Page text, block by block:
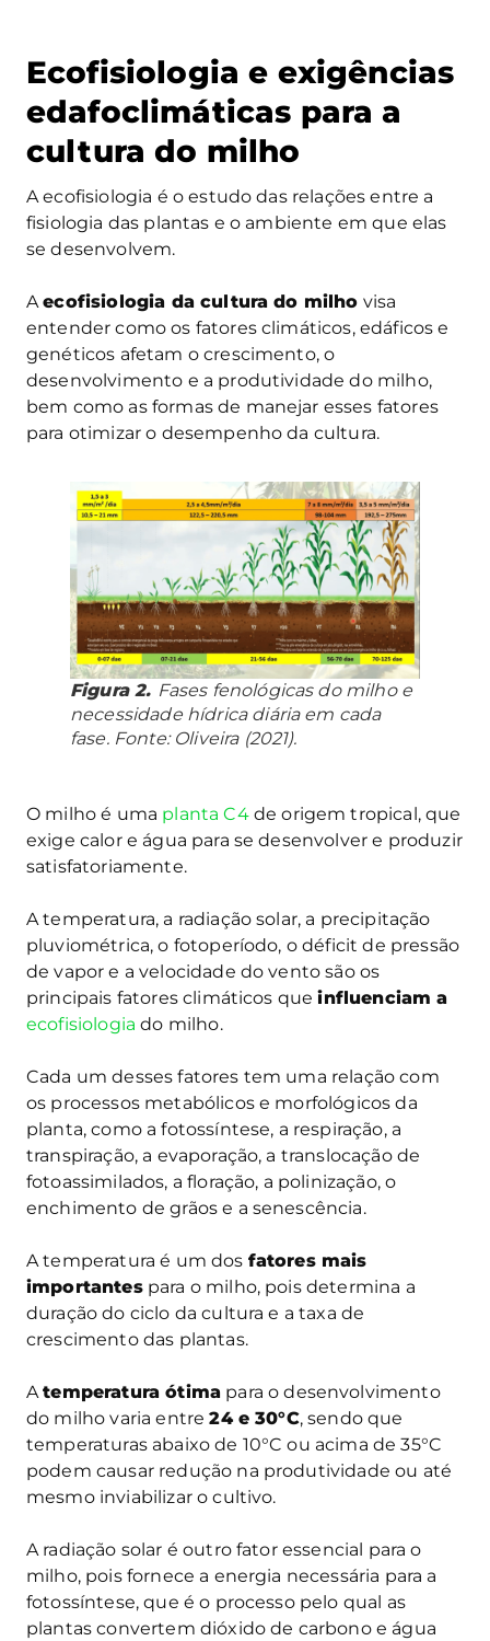
Ecofisiologia e exigências
edafoclimáticas para a
cultura do milho
A ecofisiologia é o estudo das relações entre a
fisiologia das plantas e o ambiente em que elas
se desenvolvem.
Aecofisiologia da cultura do milho visa
entender como os fatores climáticos, edáficos e
genéticos afetam o crescimento, o
desenvolvimento e a produtividade do milho,
bem como as formas de manejar esses fatores
para otimizar o desempenho da cultura.
Figura 2. Fases fenológicas do milho e
necessidade hídrica diária em cada
fase. Fonte: Oliveira (2021).
O milho é uma planta C4de origem tropical, que
exige calor e água para se desenvolver e produzir
satisfatoriamente.
A temperatura, a radiação solar, a precipitação
pluviométrica, o fotoperíodo, o déficit de pressão
de vapor e a velocidade do vento são os
principais fatores climáticos queinfluenciam a
ecofisiologia do milho.
Cada um desses fatores tem uma relação com
os processos metabólicos e morfológicos da
planta, como a fotossíntese, a respiração, a
transpiração, a evaporação, a translocação de
fotoassimilados, a floração, a polinização, o
enchimento de grãos e a senescência.
A temperatura é um dos fatores mais
importantespara o milho, pois determina a
duração do ciclo da cultura e a taxa de
crescimento das plantas.
Atemperatura ótima para o desenvolvimento
do milho varia entre24 e 30°C, sendo que
temperaturas abaixo de 10°C ou acima de 35°C
podem causar redução na produtividade ou até
mesmo inviabilizar o cultivo.
A radiação solar é outro fator essencial para o
milho, pois fornece a energia necessária para a
fotossíntese, que é o processo pelo qual as
plantas convertem dióxido de carbono e água